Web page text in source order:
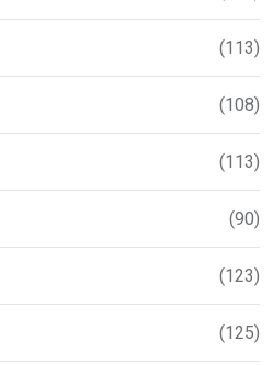
(113)
(108)
(113)
(90)
(123)
(125)